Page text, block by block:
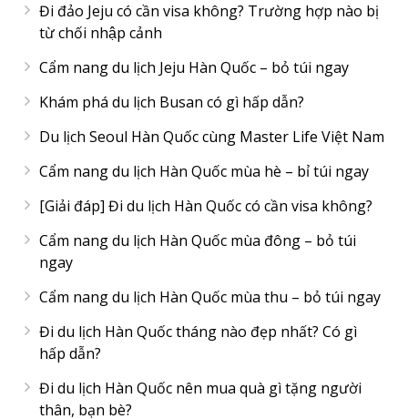
Đi đảo Jeju có cần visa không? Trường hợp nào bị
từ chối nhập cảnh
Cẩm nang du lịch Jeju Hàn Quốc – bỏ túi ngay
Khám phá du lịch Busan có gì hấp dẫn?
Du lịch Seoul Hàn Quốc cùng Master Life Việt Nam
Cẩm nang du lịch Hàn Quốc mùa hè – bỉ túi ngay
[Giải đáp] Đi du lịch Hàn Quốc có cần visa không?
Cẩm nang du lịch Hàn Quốc mùa đông – bỏ túi
ngay
Cẩm nang du lịch Hàn Quốc mùa thu – bỏ túi ngay
Đi du lịch Hàn Quốc tháng nào đẹp nhất? Có gì
hấp dẫn?
Đi du lịch Hàn Quốc nên mua quà gì tặng người
thân, bạn bè?